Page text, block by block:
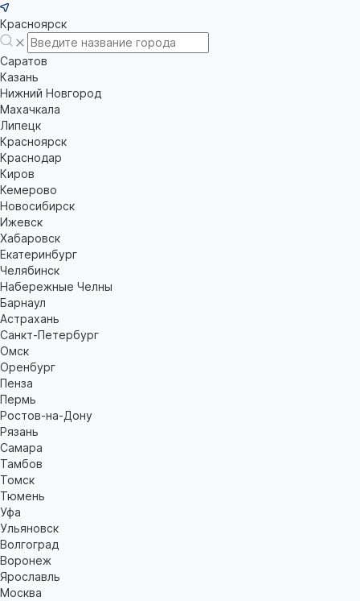
Красноярск
Саратов
Казань
Нижний Новгород
Махачкала
Липецк
Красноярск
Краснодар
Киров
Кемерово
Новосибирск
Ижевск
Хабаровск
Екатеринбург
Челябинск
Набережные Челны
Барнаул
Астрахань
Санкт-Петербург
Омск
Оренбург
Пенза
Пермь
Ростов-на-Дону
Рязань
Самара
Тамбов
Томск
Тюмень
Уфа
Ульяновск
Волгоград
Воронеж
Ярославль
Москва